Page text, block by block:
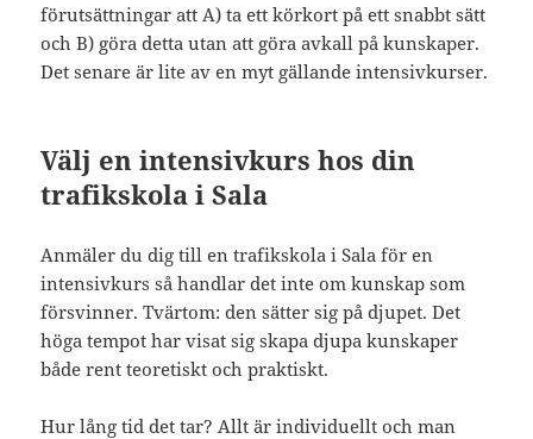
förutsättningar att A) ta ett körkort på ett snabbt sätt
och B) göra detta utan att göra avkall på kunskaper.
Det senare är lite av en myt gällande intensivkurser.
Välj en intensivkurs hos din
trafikskola i Sala
Anmäler du dig till en trafikskola i Sala för en
intensivkurs så handlar det inte om kunskap som
försvinner. Tvärtom: den sätter sig på djupet. Det
höga tempot har visat sig skapa djupa kunskaper
både rent teoretiskt och praktiskt.
Hur lång tid det tar? Allt är individuellt och man